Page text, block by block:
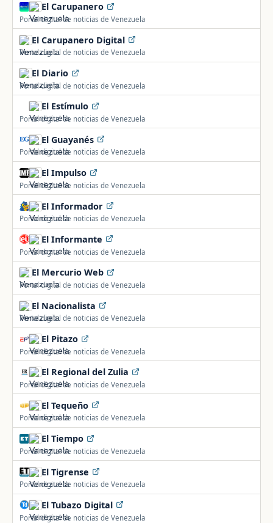
El Carupanero
Portal digital de noticias de Venezuela
El Carupanero Digital
Portal digital de noticias de Venezuela
El Diario
Portal digital de noticias de Venezuela
El Estímulo
Portal digital de noticias de Venezuela
El Guayanés
Portal digital de noticias de Venezuela
El Impulso
Portal digital de noticias de Venezuela
El Informador
Portal digital de noticias de Venezuela
El Informante
Portal digital de noticias de Venezuela
El Mercurio Web
Portal digital de noticias de Venezuela
El Nacionalista
Portal digital de noticias de Venezuela
El Pitazo
Portal digital de noticias de Venezuela
El Regional del Zulia
Portal digital de noticias de Venezuela
El Tequeño
Portal digital de noticias de Venezuela
El Tiempo
Portal digital de noticias de Venezuela
El Tigrense
Portal digital de noticias de Venezuela
El Tubazo Digital
Portal digital de noticias de Venezuela